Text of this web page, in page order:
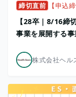
締切直前 【申込
【28卒｜8/16締
事業を展開する
株式会社ヘル